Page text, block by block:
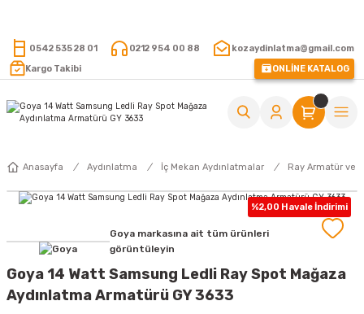
0542 535 28 01 0212 954 00 88
kozaydinlatma@gmail.com
Kargo Takibi
ONLİNE KATALOG
Anasayfa Aydınlatma İç Mekan Aydınlatmalar Ray Armatür ve
%2,00 Havale İndirimi
Goya markasına ait tüm ürünleri
görüntüleyin
Goya 14 Watt Samsung Ledli Ray Spot Mağaza
Aydınlatma Armatürü GY 3633